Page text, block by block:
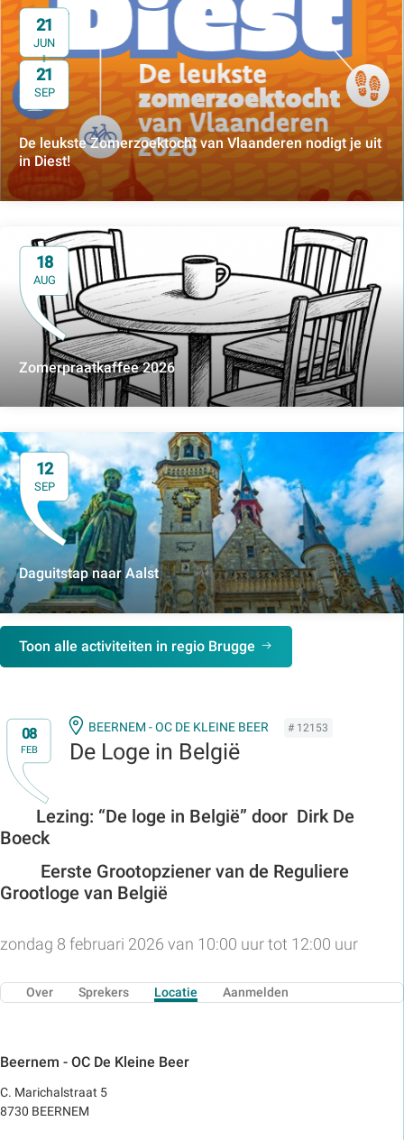
21
JUN
t/m
21
SEP
De leukste Zomerzoektocht van Vlaanderen nodigt je uit
in Diest!
18
AUG
Zomerpraatkaffee 2026
12
SEP
Daguitstap naar Aalst
Toon alle activiteiten in regio Brugge
08
FEB
BEERNEM - OC DE KLEINE BEER # 12153
De Loge in België
Lezing: “De loge in België” door Dirk De
Boeck
Eerste Grootopziener van de Reguliere
Grootloge van België
zondag 8 februari 2026 van 10:00 uur tot 12:00 uur
Over Sprekers Locatie Aanmelden
Beernem - OC De Kleine Beer
C. Marichalstraat 5
8730 BEERNEM